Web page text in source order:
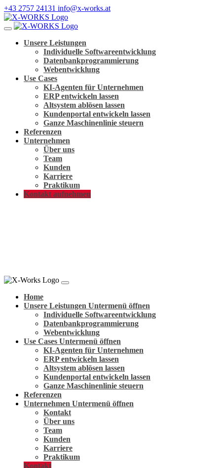
+43 2757 24131 info@x-works.at
Unsere Leistungen
Individuelle Softwareentwicklung
Datenbankprogrammierung
Webentwicklung
Use Cases
KI-Agenten für Unternehmen
ERP entwickeln lassen
Altsystem ablösen lassen
Kundenportal entwickeln lassen
Ganze Maschinenlinie steuern
Referenzen
Unternehmen
Über uns
Team
Kunden
Karriere
Praktikum
Kontakt aufnehmen
Home
Unsere Leistungen Untermenü öffnen
Individuelle Softwareentwicklung
Datenbankprogrammierung
Webentwicklung
Use Cases Untermenü öffnen
KI-Agenten für Unternehmen
ERP entwickeln lassen
Altsystem ablösen lassen
Kundenportal entwickeln lassen
Ganze Maschinenlinie steuern
Referenzen
Unternehmen Untermenü öffnen
Kontakt
Über uns
Team
Kunden
Karriere
Praktikum
Kontakt